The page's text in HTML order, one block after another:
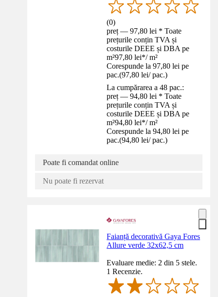
(0)
preț — 97,80 lei * Toate
prețurile conțin TVA și
costurile DEEE și DBA pe
m²97,80 lei*/ m²
Corespunde la 97,80 lei pe
pac.(97,80 lei/ pac.)
La cumpărarea a 48 pac.:
preț — 94,80 lei * Toate
prețurile conțin TVA și
costurile DEEE și DBA pe
m²94,80 lei*/ m²
Corespunde la 94,80 lei pe
pac.(94,80 lei/ pac.)
Poate fi comandat online
Nu poate fi rezervat
Faianță decorativă Gaya Fores
Allure verde 32x62,5 cm
Evaluare medie: 2 din 5 stele.
1 Recenzie.